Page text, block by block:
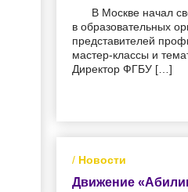
В Москве начал
в образовательных
представителей
мастер-классы и
Директор ФГБУ […]
/ Новости
Движение